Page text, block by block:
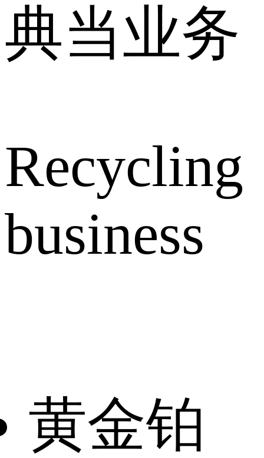
典当业务
Recycling
business
黄金铂